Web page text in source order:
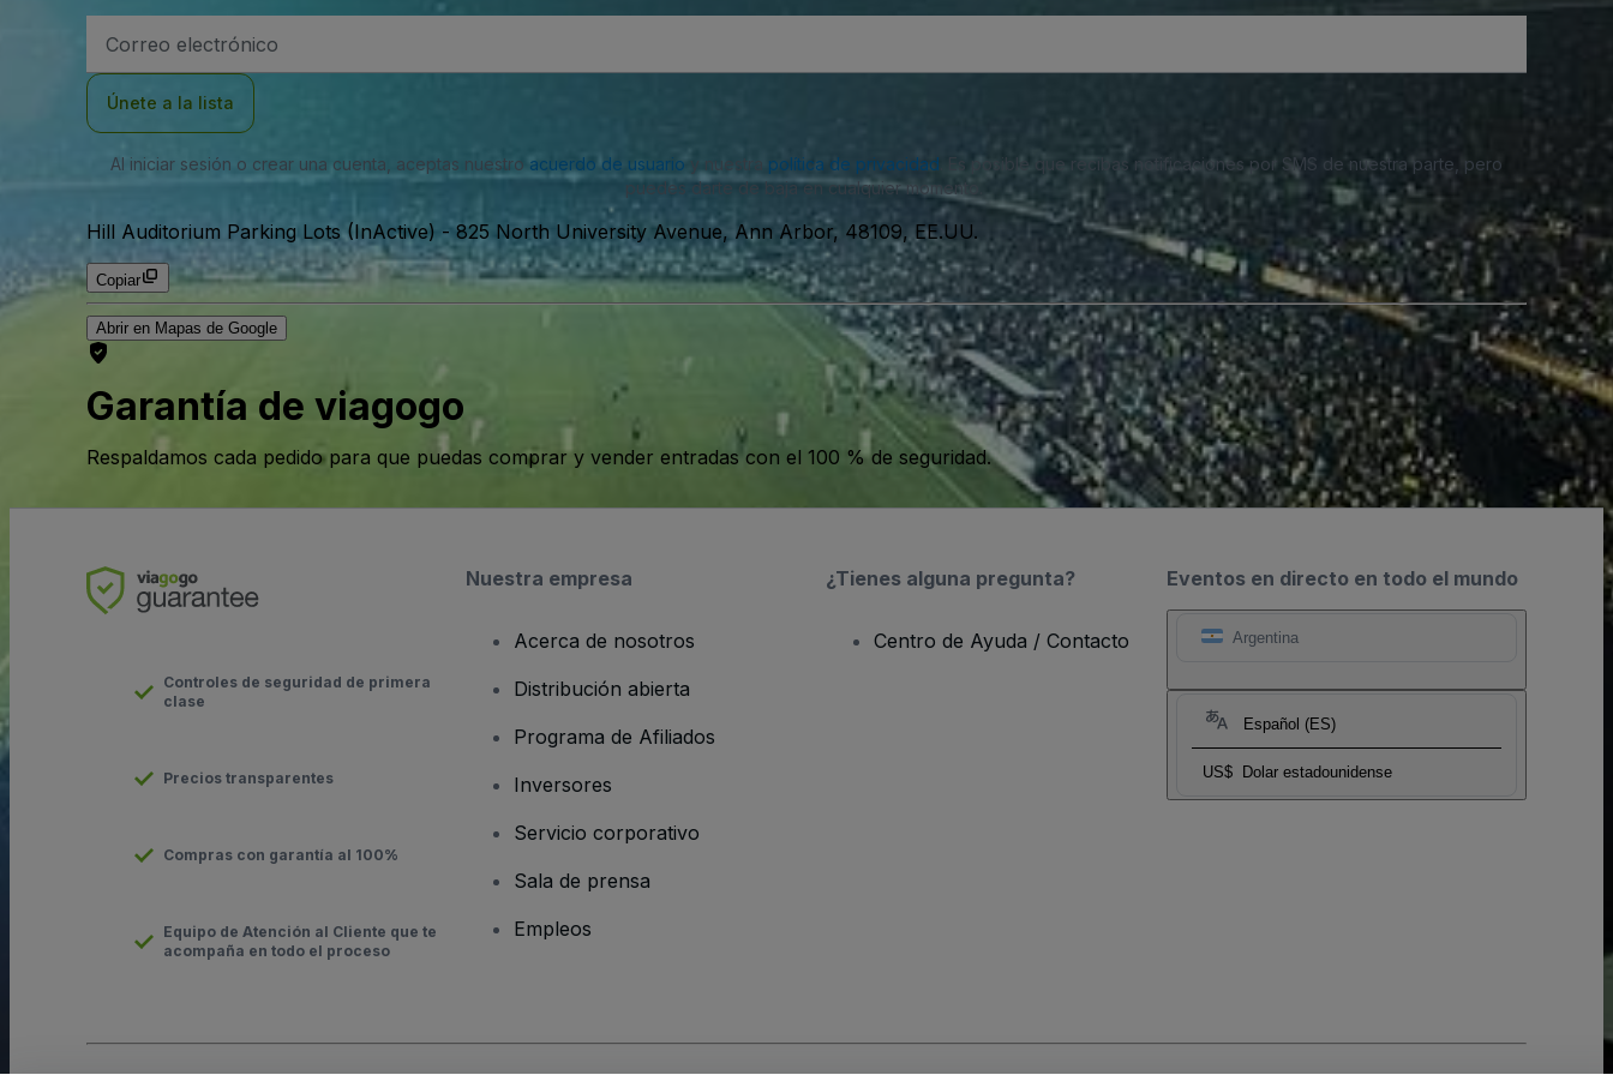
de
Únete a la lista
Al iniciar sesión o crear una cuenta, aceptas nuestro acuerdo de usuarioy nuestra política de privacidad . Es posible que recibas notificaciones por SMS de nuestra parte, pero
puedes darte de baja en cualquier momento.
Hill Auditorium Parking Lots (InActive) -825 North University Avenue, Ann Arbor, 48109, EE.UU.
Copiar
Abrir en Mapas de Google
Garantía de viagogo
Respaldamos cada pedido para que puedas comprar y vender entradas con el 100 % de seguridad.
Eventos en directo en todo el mundo
Argentina
Español (ES)
US$ Dolar estadounidense
Controles de seguridad de primera
clase
Precios transparentes
Compras con garantía al 100%
Equipo de Atención al Cliente que te
acompaña en todo el proceso
Nuestra empresa
Acerca de nosotros
Distribución abierta
Programa de Afiliados
Inversores
Servicio corporativo
Sala de prensa
Empleos
¿Tienes alguna pregunta?
Centro de Ayuda / Contacto